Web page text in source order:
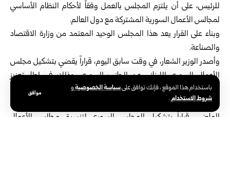
باستخدام هذا الموقع ، فإنك توافق علىسياسة الخصوصيةو
شروط الاستخدام.
موافق
للرئيس، على أن يلتزم المجلس بالعمل وفقاً لأحكام النظام الأساسي
لمجالس الأعمال السورية المشتركة مع دول العالم.
وبناء على القرار يعد هذا المجلس الوحيد المعتمد من وزارة الاقتصاد
والصناعة.
وأصدر الوزير الشعار، في وقت سابق اليوم، قراراً يقضي بتشكيل مجلس
الأعمال السوري اللبناني عن الجانب السوري، وذلك في إطار تعزيز
التعاون الاقتصادي بين البلدين.
وكانت وزارة الاقتصاد والصناعة أصدرت في العشرين من كانون الثاني
الماضي، قراراً بتشكيل المجلس السوري لتنسيق مجالس الأعمال